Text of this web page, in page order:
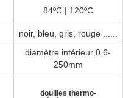
84ºC | 120ºC
noir, bleu, gris, rouge ......
diamètre intérieur 0.6-
250mm
douilles thermo-